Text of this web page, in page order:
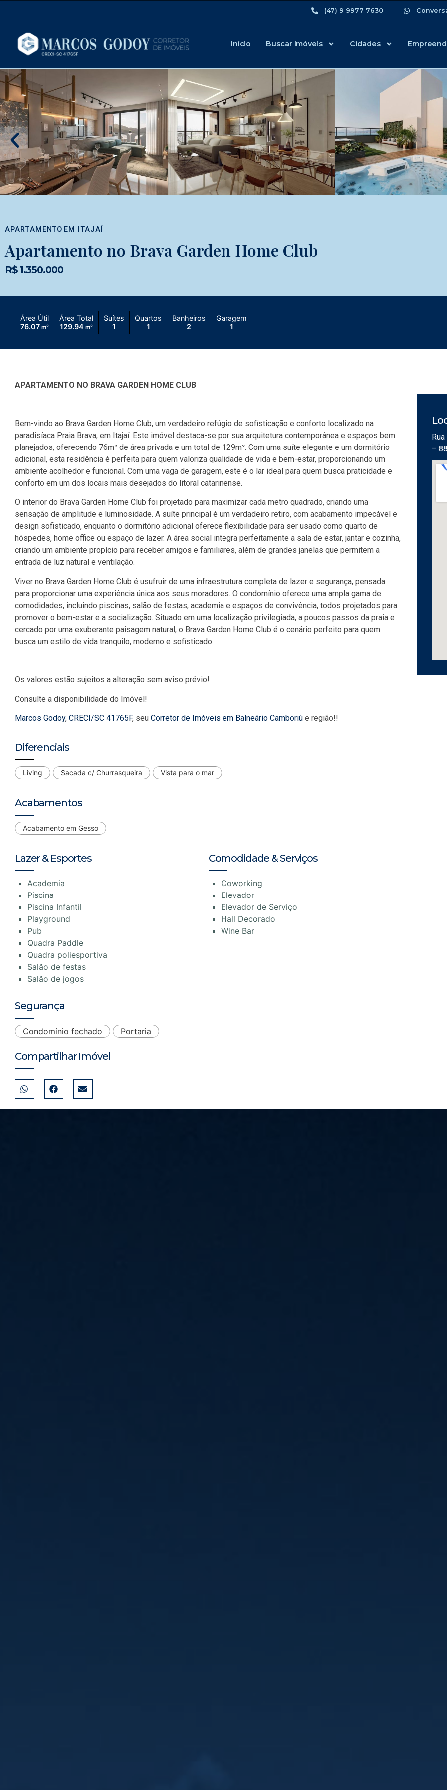
(47) 9 9977 7630
Início Buscar Imóveis Cidades
APARTAMENTO EM ITAJAÍ
Apartamento no Brava Garden Home Club
R$ 1.350.000
Área Útil
76.07 m²
Área Total
129.94 m²
Suítes
1
Quartos
1
Banheiros
2
Garagem
1
APARTAMENTO NO BRAVA GARDEN HOME CLUB
Bem-vindo ao Brava Garden Home Club, um verdadeiro refúgio de sofisticação e conforto localizado na
paradisíaca Praia Brava, em Itajaí. Este imóvel destaca-se por sua arquitetura contemporânea e espaços bem
planejados, oferecendo 76m² de área privada e um total de 129m². Com uma suíte elegante e um dormitório
adicional, esta residência é perfeita para quem valoriza qualidade de vida e bem-estar, proporcionando um
ambiente acolhedor e funcional. Com uma vaga de garagem, este é o lar ideal para quem busca praticidade e
conforto em um dos locais mais desejados do litoral catarinense.
O interior do Brava Garden Home Club foi projetado para maximizar cada metro quadrado, criando uma
sensação de amplitude e luminosidade. A suíte principal é um verdadeiro retiro, com acabamento impecável e
design sofisticado, enquanto o dormitório adicional oferece flexibilidade para ser usado como quarto de
hóspedes, home office ou espaço de lazer. A área social integra perfeitamente a sala de estar, jantar e cozinha,
criando um ambiente propício para receber amigos e familiares, além de grandes janelas que permitem a
entrada de luz natural e ventilação.
Viver no Brava Garden Home Club é usufruir de uma infraestrutura completa de lazer e segurança, pensada
para proporcionar uma experiência única aos seus moradores. O condomínio oferece uma ampla gama de
comodidades, incluindo piscinas, salão de festas, academia e espaços de convivência, todos projetados para
promover o bem-estar e a socialização. Situado em uma localização privilegiada, a poucos passos da praia e
cercado por uma exuberante paisagem natural, o Brava Garden Home Club é o cenário perfeito para quem
busca um estilo de vida tranquilo, moderno e sofisticado.
Os valores estão sujeitos a alteração sem aviso prévio!
Consulte a disponibilidade do Imóvel!
Marcos Godoy, CRECI/SC 41765F, seu Corretor de Imóveis em Balneário Camboriú e região!!
Diferenciais
Living Sacada c/ Churrasqueira Vista para o mar
Acabamentos
Acabamento em Gesso
Lazer & Esportes
Academia
Piscina
Piscina Infantil
Playground
Pub
Quadra Paddle
Quadra poliesportiva
Salão de festas
Salão de jogos
Comodidade & Serviços
Coworking
Elevador
Elevador de Serviço
Hall Decorado
Wine Bar
Segurança
Condomínio fechado Portaria
Compartilhar Imóvel
–